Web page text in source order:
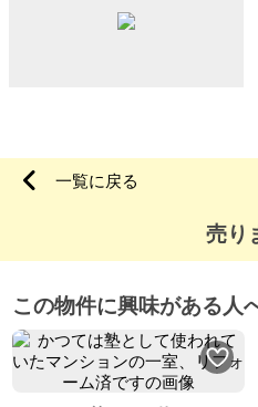
一覧に戻る
売り
この物件に興味がある人